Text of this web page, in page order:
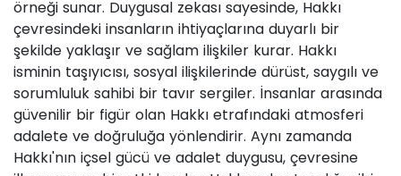
örneği sunar. Duygusal zekası sayesinde, Hakkı
çevresindeki insanların ihtiyaçlarına duyarlı bir
şekilde yaklaşır ve sağlam ilişkiler kurar. Hakkı
isminin taşıyıcısı, sosyal ilişkilerinde dürüst, saygılı ve
sorumluluk sahibi bir tavır sergiler. İnsanlar arasında
güvenilir bir figür olan Hakkı etrafındaki atmosferi
adalete ve doğruluğa yönlendirir. Aynı zamanda
Hakkı'nın içsel gücü ve adalet duygusu, çevresine